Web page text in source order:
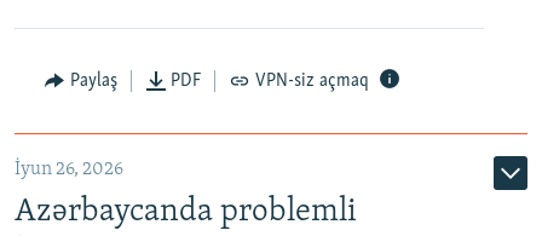
Auto 240p 360p 480p
720p 1080p
Paylaş PDF VPN-siz açmaq
İyun 26, 2026
Azərbaycanda problemli